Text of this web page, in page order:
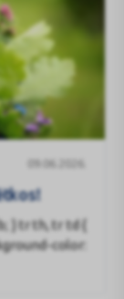
09.06.2026.
} tr th, tr td {
color: